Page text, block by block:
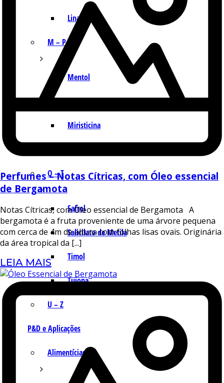
Linalol
M – P
Mentol
Mirceno
Miristicina
Q – T
Safrol
Salicilato de Metila
Timol
Tujona
U – Z
P&D e Aplicações
Alimentícias
Perfumes – Notas Cítricas, com Óleo essencial
de Bergamota
Notas Cítricas, com Óleo essencial de Bergamota A
bergamota é a fruta proveniente de uma árvore pequena
com cerca de 4m de altura com folhas lisas ovais. Originária
da área tropical da [...]
LEIA MAIS